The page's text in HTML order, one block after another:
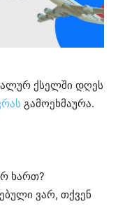
ქსელში დღეს
გამოეხმაურა.
ხართ?
ვარ, თქვენ